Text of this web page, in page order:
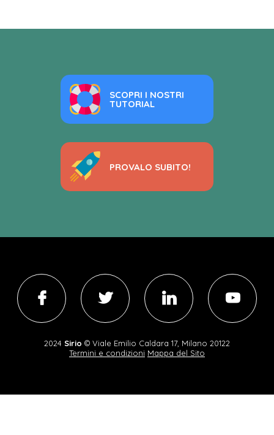
SCOPRI I NOSTRI
TUTORIAL
PROVALO SUBITO!
2024 Sirio © Viale Emilio Caldara 17, Milano 20122
Termini e condizioni Mappa del Sito